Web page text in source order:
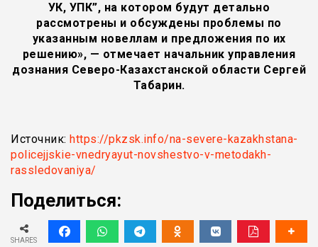
УК, УПК”, на котором будут детально
рассмотрены и обсуждены проблемы по
указанным новеллам и предложения по их
решению», — отмечает начальник управления
дознания Северо-Казахстанской области Сергей
Табарин.
Источник: https://pkzsk.info/na-severe-kazakhstana-
policejjskie-vnedryayut-novshestvo-v-metodakh-
rassledovaniya/
Поделиться:
SHARES